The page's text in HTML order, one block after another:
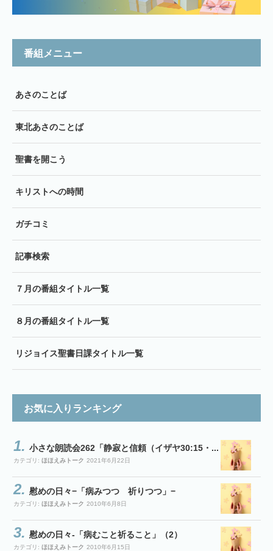
番組メニュー
あさのことば
東北あさのことば
聖書を開こう
キリストへの時間
ガチコミ
記事検索
７月の番組タイトル一覧
８月の番組タイトル一覧
リジョイス聖書日課タイトル一覧
お気に入りランキング
小さな朗読会262「静寂と信頼（イザヤ30:15・...
カテゴリ: ほほえみトーク 2021年6月22日
慰めの日々−「病みつつ 祈りつつ」−
カテゴリ: ほほえみトーク 2010年6月8日
慰めの日々-「病むこと祈ること」（2）
カテゴリ: ほほえみトーク 2010年6月15日